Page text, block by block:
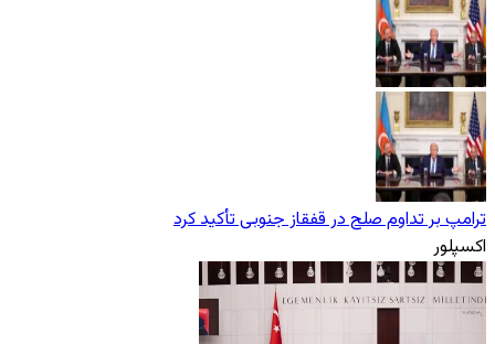
ترامپ بر تداوم صلح در قفقاز جنوبی تأکید کرد
اکسپلور